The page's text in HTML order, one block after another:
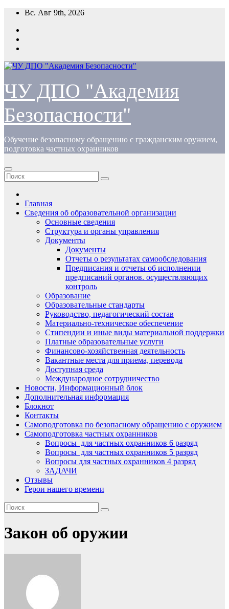
Перейти
содержимому
Вс. Авг 9th, 2026
ЧУ ДПО "Академия
Безопасности"
Обучение безопасному обращению с гражданским оружием,
подготовка частных охранников
Главная
Сведения об образовательной организации
Основные сведения
Структура и органы управления
Документы
Документы
Отчеты о результатах самообследования
Предписания и отчеты об исполнении
предписаний органов. осуществляющих
контроль
Образование
Образовательные стандарты
Руководство, педагогический состав
Материально-техническое обеспечение
Стипендии и иные виды материальной поддержки
Платные образовательные услуги
Финансово-хозяйственная деятельность
Вакантные места для приема, перевода
Доступная среда
Международное сотрудничество
Новости, Информационный блок
Дополнительная информация
Блокнот
Контакты
Самоподготовка по безопасному обращению с оружием
Самоподготовка частных охранников
Вопросы для частных охранников 6 разряд
Вопросы для частных охранников 5 разряд
Вопросы для частных охранников 4 разряд
ЗАДАЧИ
Отзывы
Герои нашего времени
Закон об оружии